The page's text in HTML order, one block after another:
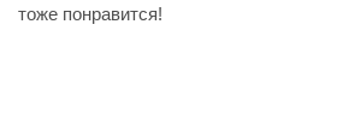
тоже понравится!